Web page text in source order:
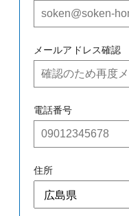
メールアドレス確認
電話番号
住所